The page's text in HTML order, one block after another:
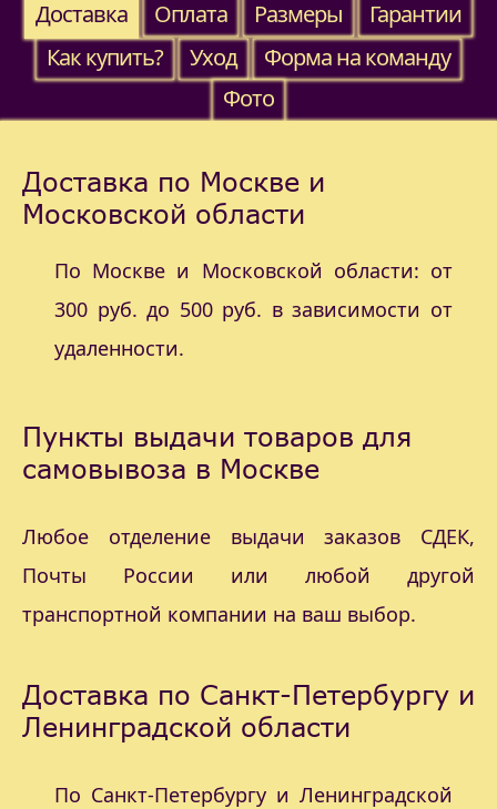
Доставка
Оплата Размеры
Гарантии
Как купить?
Уход
Форма на команду
Фото
Доставка по Москве и
Московской области
По Москве и Московской области: от
300 руб. до 500 руб. в зависимости от
удаленности.
Пункты выдачи товаров для
самовывоза в Москве
Любое отделение выдачи заказов СДЕК,
Почты России или любой другой
транспортной компании на ваш выбор.
Доставка по Санкт-Петербургу и
Ленинградской области
По Санкт-Петербургу и Ленинградской